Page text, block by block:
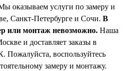
оказываем услуги по замеру и
Санкт-Петербурге и Сочи. В
или монтаж невозможно. Наша
и доставляет заказы в
воспользуйтесь
замеру и монтажу.